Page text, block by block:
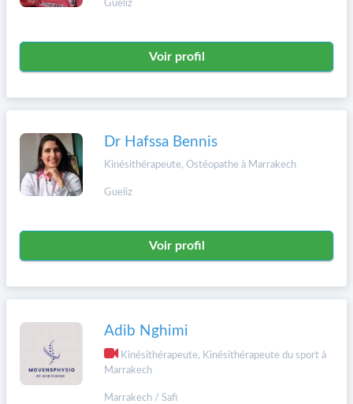
Gueliz
Voir profil
Dr Hafssa Bennis
Kinésithérapeute, Ostéopathe à Marrakech
Gueliz
Voir profil
Adib Nghimi
Kinésithérapeute, Kinésithérapeute du sport à
Marrakech
Marrakech / Safi